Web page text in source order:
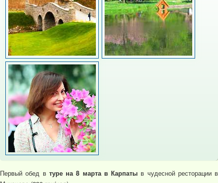
Первый обед втуре на 8 марта в Карпаты в чудесной ресторации в